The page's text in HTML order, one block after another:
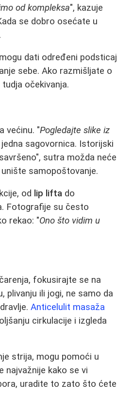
od kompleksa", kazuje
se dobro osećate u
mogu dati određeni podsticaj
sebe. Ako razmišljate o
očekivanja.
većinu. "Pogledajte slike iz
sagovornica. Istorijski
sutra možda neće
samopoštovanje.
od lip lifta do
Fotografije su često
rekao: "Ono što vidim u
fokusirajte se na
plivanju ili jogi, ne samo da
Anticelulit masaža
cirkulacije i izgleda
strija, mogu pomoći u
najvažnije kako se vi
uradite to zato što ćete